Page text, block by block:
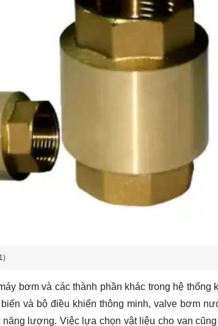
bơm và các thành phần khác trong hệ thống
và bộ điều khiển thông minh, valve bơm
lượng. Việc lựa chọn vật liệu cho van